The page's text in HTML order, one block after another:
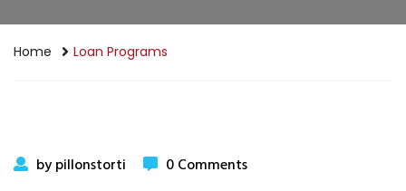
Home Loan Programs
by pillonstorti
0 Comments